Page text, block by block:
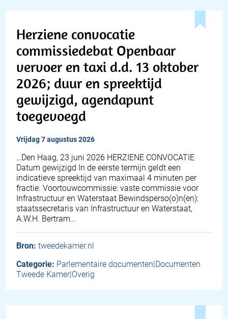
Herziene convocatie
commissiedebat Openbaar
vervoer en taxi d.d. 13 oktober
2026; duur en spreektijd
gewijzigd, agendapunt
toegevoegd
vrijdag 7 augustus 2026
…Den Haag, 23 juni 2026 HERZIENE CONVOCATIE
Datum gewijzigd In de eerste termijn geldt een
indicatieve spreektijd van maximaal 4 minuten per
fractie. Voortouwcommissie: vaste commissie voor
Infrastructuur en Waterstaat Bewindsperso(o)n(en):
staatssecretaris van Infrastructuur en Waterstaat,
A.W.H. Bertram…
Bron: tweedekamer.nl
Categorie: Parlementaire documenten|Documenten
Tweede Kamer|Overig